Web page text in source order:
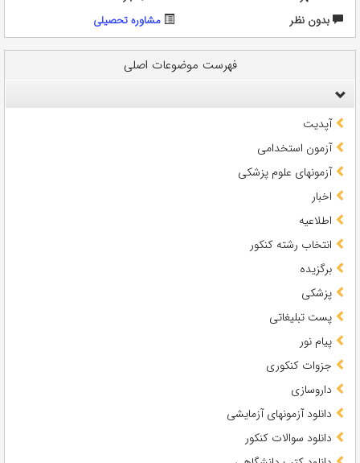
بدون نظر
مشاوره تحصيلی
فهرست موضوعات اصلی
آپدیت
آزمون استخدامی
آزمونهای علوم پزشکی
اخبار
اطلاعیه
انتخاب رشته کنکور
برگزیده
پزشکی
پست تبلیغاتی
پیام نور
جزوات کنکوری
داروسازی
دانلود آزمونهای آزمایشی
دانلود سوالات کنکور